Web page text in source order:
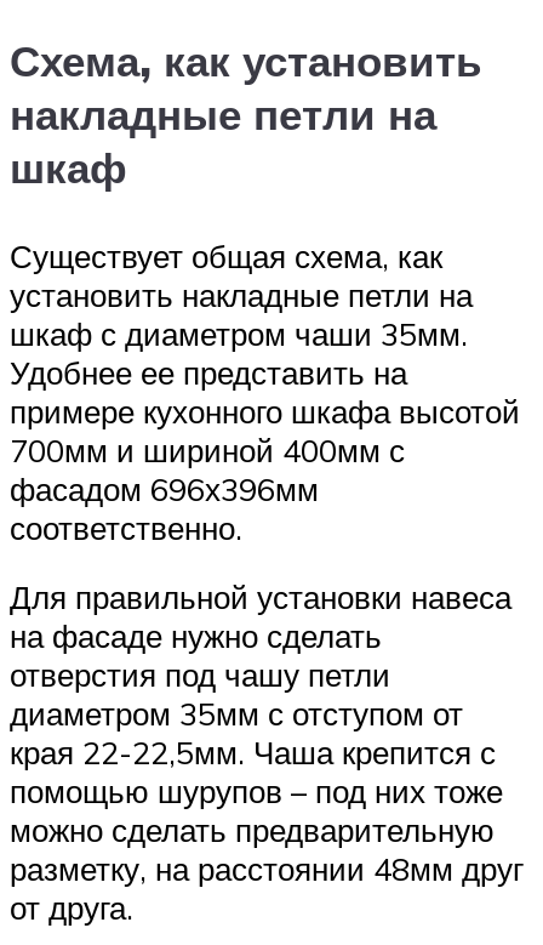
Схема, как установить
накладные петли на
шкаф
Существует общая схема, как
установить накладные петли на
шкаф с диаметром чаши 35мм.
Удобнее ее представить на
примере кухонного шкафа высотой
700мм и шириной 400мм с
фасадом 696х396мм
соответственно.
Для правильной установки навеса
на фасаде нужно сделать
отверстия под чашу петли
диаметром 35мм с отступом от
края 22-22,5мм. Чаша крепится с
помощью шурупов – под них тоже
можно сделать предварительную
разметку, на расстоянии 48мм друг
от друга.